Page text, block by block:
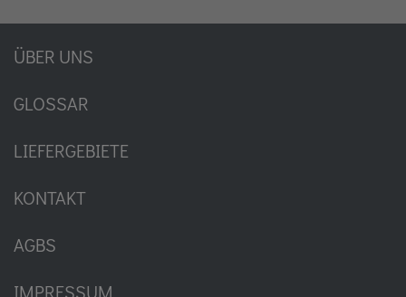
ÜBER UNS
GLOSSAR
LIEFERGEBIETE
KONTAKT
AGBS
IMPRESSUM